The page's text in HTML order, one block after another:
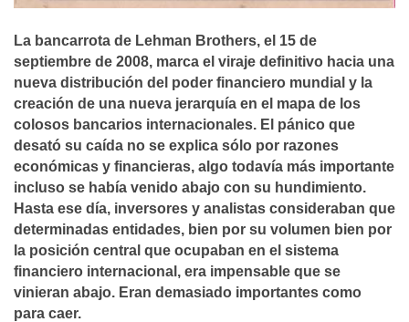
La bancarrota de Lehman Brothers, el 15 de
septiembre de 2008, marca el viraje definitivo hacia una
nueva distribución del poder financiero mundial y la
creación de una nueva jerarquí­a en el mapa de los
colosos bancarios internacionales. El pánico que
desató su caí­da no se explica sólo por razones
económicas y financieras, algo todaví­a más importante
incluso se habí­a venido abajo con su hundimiento.
Hasta ese dí­a, inversores y analistas consideraban que
determinadas entidades, bien por su volumen bien por
la posición central que ocupaban en el sistema
financiero internacional, era impensable que se
vinieran abajo. Eran demasiado importantes como
para caer.